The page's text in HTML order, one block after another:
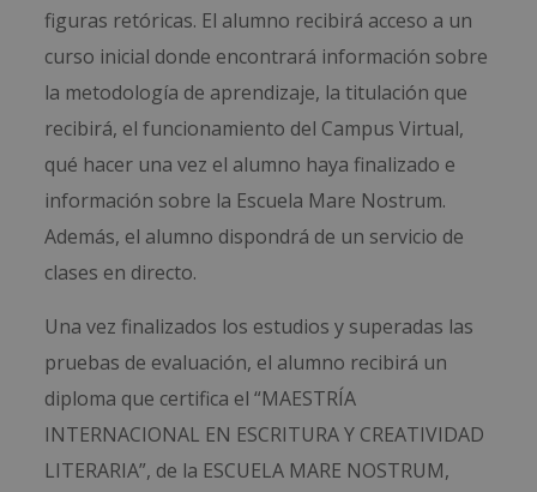
figuras retóricas. El alumno recibirá acceso a un
curso inicial donde encontrará información sobre
la metodología de aprendizaje, la titulación que
recibirá, el funcionamiento del Campus Virtual,
qué hacer una vez el alumno haya finalizado e
información sobre la Escuela Mare Nostrum.
Además, el alumno dispondrá de un servicio de
clases en directo.
Una vez finalizados los estudios y superadas las
pruebas de evaluación, el alumno recibirá un
diploma que certifica el “MAESTRÍA
INTERNACIONAL EN ESCRITURA Y CREATIVIDAD
LITERARIA”, de la ESCUELA MARE NOSTRUM,